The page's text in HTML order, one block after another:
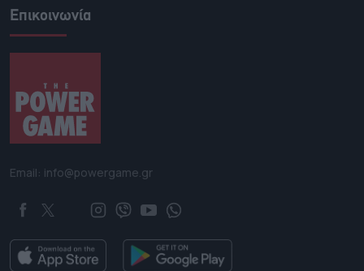
Επικοινωνία
Email: info@powergame.gr